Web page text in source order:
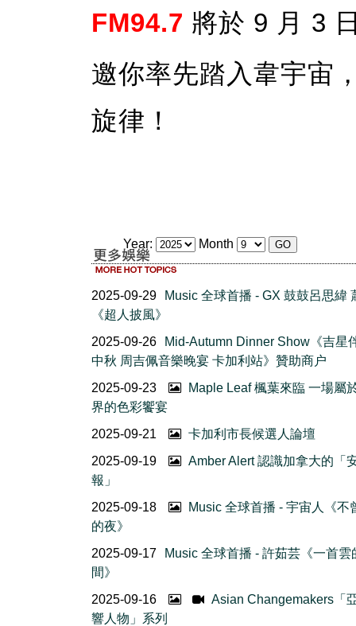
FM94.7 將於 9 月 3
邀你率先踏入韋宇宙
旋律！
Year: Month
2025-09-29
Music 全球首播 - GX 鼓鼓呂思緯
《超人披風》
2025-09-26
Mid-Autumn Dinner Show《吉星
中秋 周吉佩音樂晚宴 卡加利站》贊助商户
2025-09-23
Maple Leaf 楓葉來臨 一場屬
界的色彩饗宴
2025-09-21
卡加利市長候選人論壇
2025-09-19
Amber Alert 認識加拿大的「
報」
2025-09-18
Music 全球首播 - 宇宙人《不
的夜》
2025-09-17
Music 全球首播 - 許茹芸《一首雲
間》
2025-09-16
Asian Changemakers「
響人物」系列